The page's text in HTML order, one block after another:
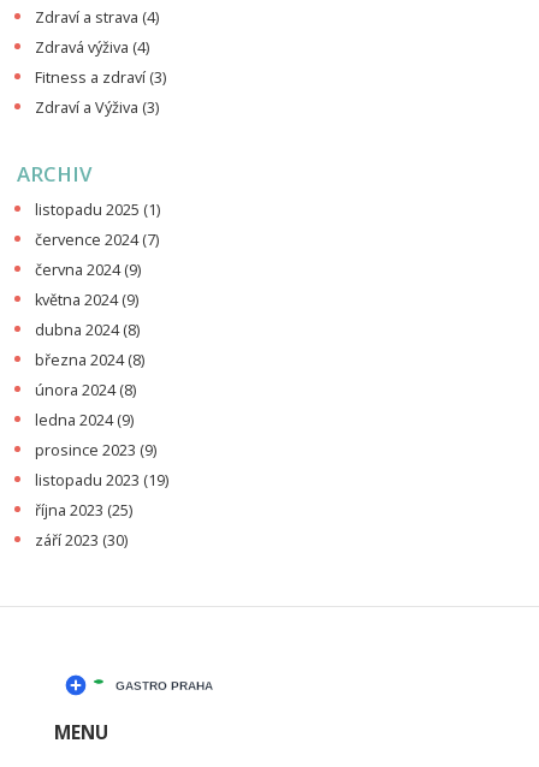
Zdraví a strava (4)
Zdravá výživa (4)
Fitness a zdraví (3)
Zdraví a Výživa (3)
ARCHIV
listopadu 2025 (1)
července 2024(7)
června 2024(9)
května 2024(9)
dubna 2024(8)
března 2024(8)
února 2024(8)
ledna 2024(9)
prosince 2023 (9)
listopadu 2023 (19)
října 2023 (25)
září 2023 (30)
MENU